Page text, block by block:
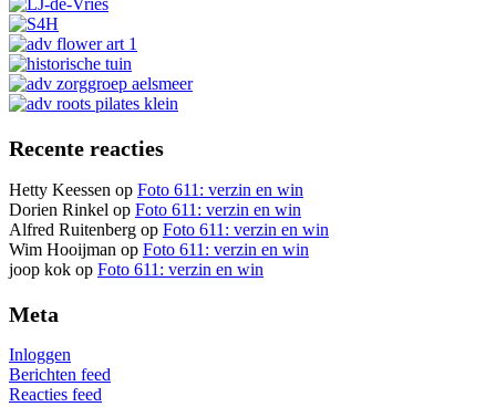
Recente reacties
Hetty Keessen op Foto 611: verzin en win
Dorien Rinkel op Foto 611: verzin en win
Alfred Ruitenberg op Foto 611: verzin en win
Wim Hooijman op Foto 611: verzin en win
joop kok op Foto 611: verzin en win
Meta
Inloggen
Berichten feed
Reacties feed